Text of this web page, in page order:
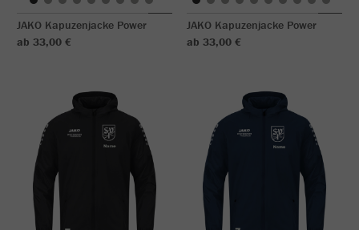
JAKO Kapuzenjacke Power
ab 33,00 €
JAKO Kapuzenjacke Power
ab 33,00 €